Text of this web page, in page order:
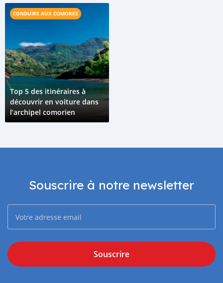
CONDUIRE AUX COMORES
Top 5 des itinéraires à
découvrir en voiture dans
l’archipel comorien
Souscrire à notre newsletter
Souscrire